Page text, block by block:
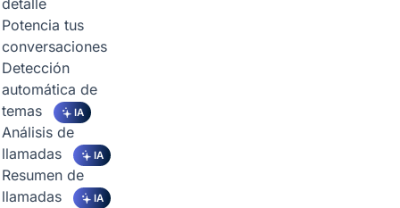
detalle
Potencia tus
conversaciones
Detección
automática de
temas
IA
Análisis de
llamadas
IA
Resumen de
llamadas
IA